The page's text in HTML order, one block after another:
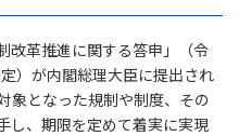
改革推進に関する答申」（令
）が内閣総理大臣に提出され
象となった規制や制度、その
し、期限を定めて着実に実現